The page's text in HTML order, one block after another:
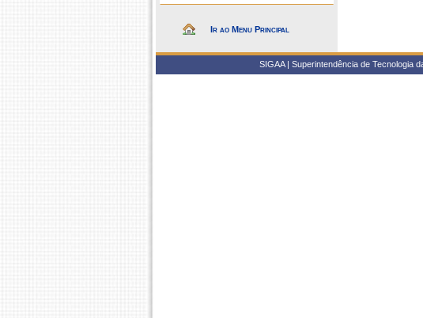
Ir ao Menu Principal
SIGAA | Superintendência de Tecnologia